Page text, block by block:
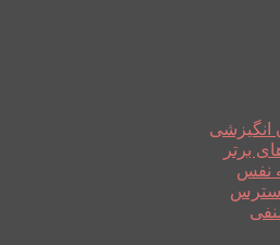
انگیزشی
برتر
نفس
استرس